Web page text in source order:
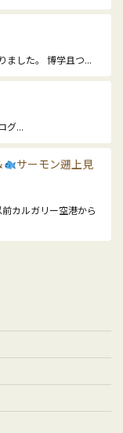
ました。 博学且つ...
グ...
サーモン遡上見
カルガリー空港から